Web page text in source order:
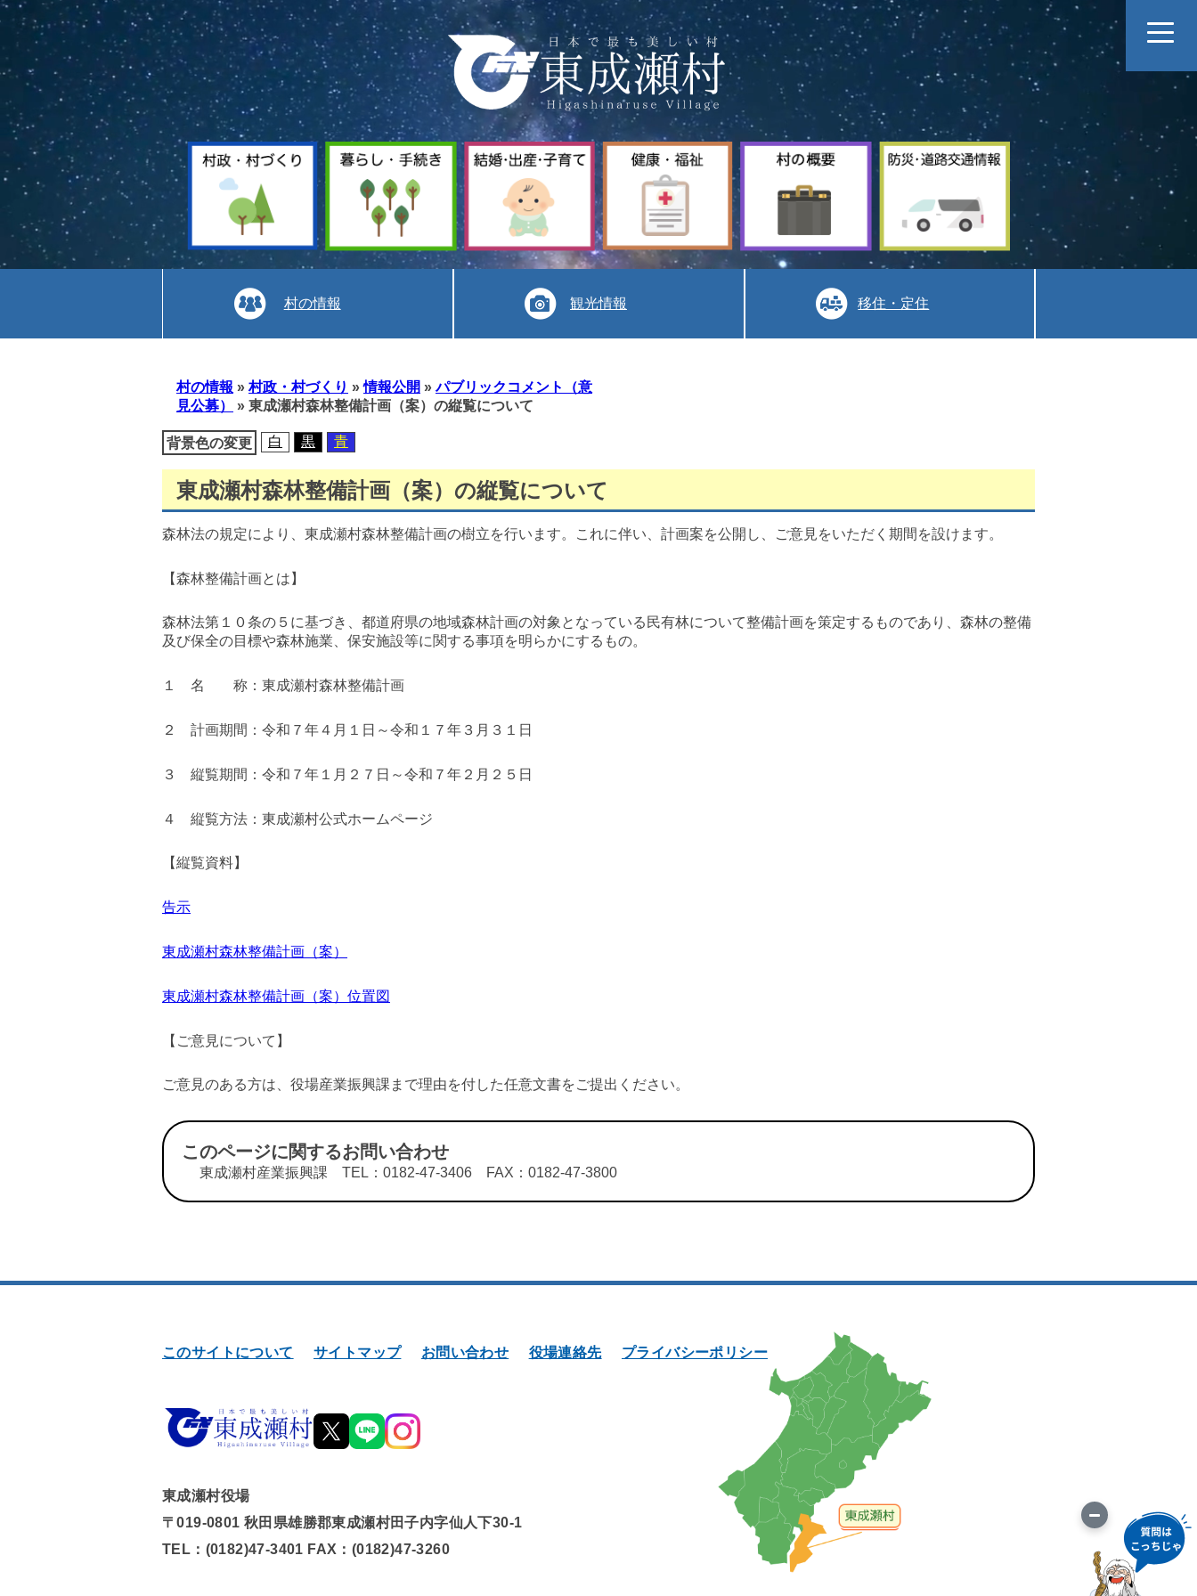
暮
ら
し
続
き
結
婚
産
子
育
て
健
康
福
祉
村
の
通
情
村の情報
観光情報 移住・定住
村の情報 » 村政・村づくり » 情報公開 » パブリックコメント（意
見公募）
» 東成瀬村森林整備計画（案）の縦覧について
背景色の変更 白 黒 青
東成瀬村森林整備計画（案）の縦覧について
森林法の規定により、東成瀬村森林整備計画の樹立を行います。これに伴い、計画案を公開し、ご意見をいただく期間を設けます。
【森林整備計画とは】
森林法第１０条の５に基づき、都道府県の地域森林計画の対象となっている民有林について整備計画を策定するものであり、森林の整備
及び保全の目標や森林施業、保安施設等に関する事項を明らかにするもの。
１ 名 称：東成瀬村森林整備計画
２ 計画期間：令和７年４月１日～令和１７年３月３１日
３ 縦覧期間：令和７年１月２７日～令和７年２月２５日
４ 縦覧方法：東成瀬村公式ホームページ
【縦覧資料】
告示
東成瀬村森林整備計画（案）
東成瀬村森林整備計画（案）位置図
【ご意見について】
ご意見のある方は、役場産業振興課まで理由を付した任意文書をご提出ください。
このページに関するお問い合わせ
東成瀬村産業振興課 TEL：0182-47-3406 FAX：0182-47-3800
このサイトについて サイトマップ お問い合わせ 役場連絡先 プライバシーポリシー
東成瀬村役場
〒019-0801 秋田県雄勝郡東成瀬村田子内字仙人下30-1
TEL：(0182)47-3401 FAX：(0182)47-3260